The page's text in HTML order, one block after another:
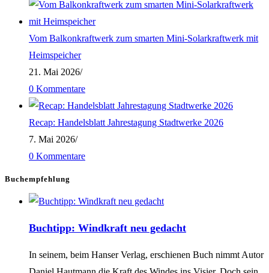
Vom Balkonkraftwerk zum smarten Mini-Solarkraftwerk mit
Heimspeicher
21. Mai 2026/
0 Kommentare
Recap: Handelsblatt Jahrestagung Stadtwerke 2026
7. Mai 2026/
0 Kommentare
Buchempfehlung
Buchtipp: Windkraft neu gedacht
In seinem, beim Hanser Verlag, erschienen Buch nimmt Autor